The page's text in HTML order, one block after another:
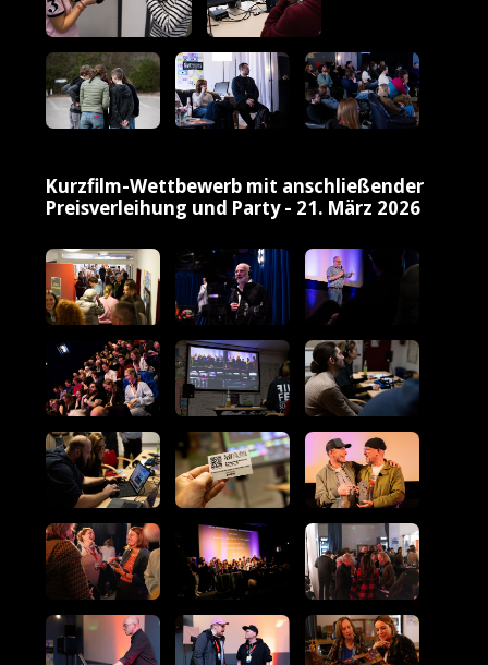
Kurzfilm-Wettbewerb mit anschließender
Preisverleihung und Party - 21. März 2026